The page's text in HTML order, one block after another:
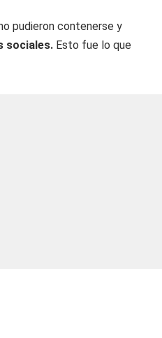
pudieron contenerse y
sociales. Esto fue lo que